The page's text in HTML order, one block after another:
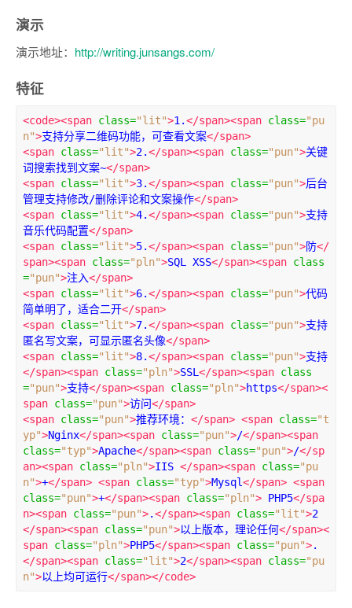
演示
演示地址： http://writing.junsangs.com/
特征
<code><span class="lit">1.</span><span class="pu
n">支持分享二维码功能，可查看文案</span>
<span class="lit">2.</span><span class="pun">关键
词搜索找到文案~</span>
<span class="lit">3.</span><span class="pun">后台
管理支持修改/删除评论和文案操作</span>
<span class="lit">4.</span><span class="pun">支持
音乐代码配置</span>
<span class="lit">5.</span><span class="pun">防</
span><span class="pln">SQL XSS</span><span class
="pun">注入</span>
<span class="lit">6.</span><span class="pun">代码
简单明了，适合二开</span>
<span class="lit">7.</span><span class="pun">支持
匿名写文案，可显示匿名头像</span>
<span class="lit">8.</span><span class="pun">支持
</span><span class="pln">SSL </span><span class
="pun">支持</span><span class="pln">https</span><
span class="pun">访问</span>
<span class="pun">推荐环境： </span> <span class="t
yp">Nginx</span><span class="pun">/</span><span
class="typ">Apache</span><span class="pun">/</sp
an><span class="pln">IIS </span><span class="pu
n">+</span> <span class="typ">Mysql</span> <span
class="pun">+</span><span class="pln"> PHP5</spa
n><span class="pun">.</span><span class="lit">2
</span><span class="pun">以上版本，理论任何</span><
span class="pln">PHP5</span><span class="pun">.
</span><span class="lit">2</span><span class="pu
n">以上均可运行</span></code>